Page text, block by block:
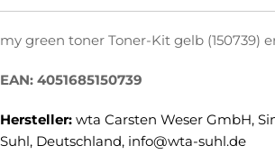
Ihr
Ihre
my green toner Toner-Kit gelb (150739)
EAN: 4051685150739
Hersteller: wta Carsten Weser GmbH,
Suhl, Deutschland, info@wta-suhl.de